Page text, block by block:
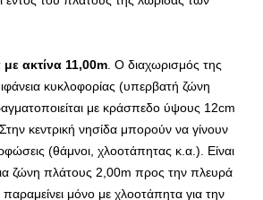
ακτίνα 11,00m . Ο διαχωρισμός της
κυκλοφορίας (υπερβατή ζώνη
με κράσπεδο ύψους 12cm
κεντρική νησίδα μπορούν να γίνουν
(θάμνοι, χλοοτάπητας κ.α.). Είναι
ζώνη πλάτους 2,00m προς την πλευρά
μόνο με χλοοτάπητα για την